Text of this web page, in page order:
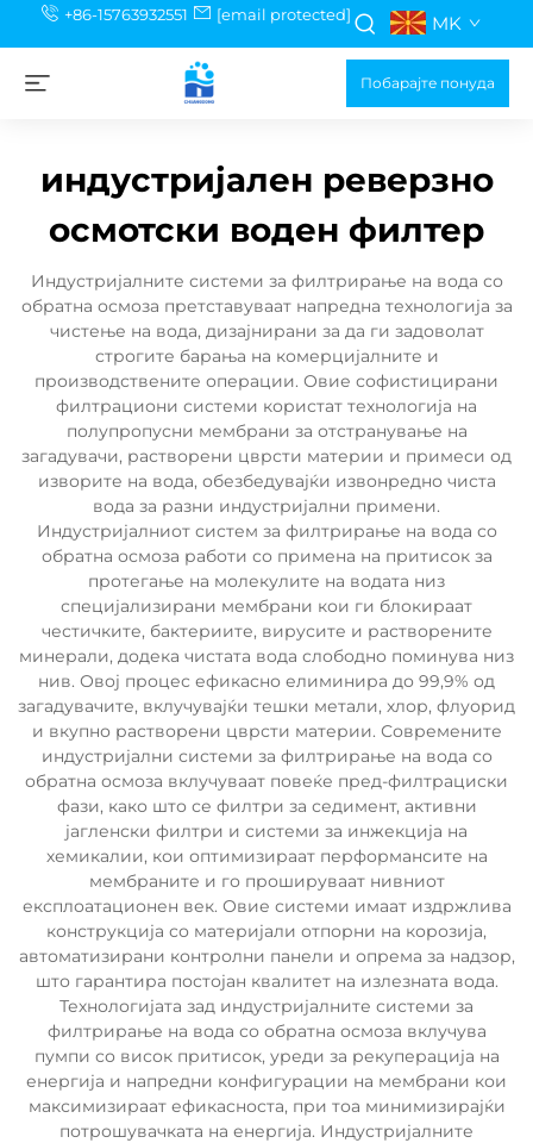
+86-15763932551 [email protected] MK
Побарајте понуда
индустријален реверзно
осмотски воден филтер
Индустријалните системи за филтрирање на вода со
обратна осмоза претставуваат напредна технологија за
чистење на вода, дизајнирани за да ги задоволат
строгите барања на комерцијалните и
производствените операции. Овие софистицирани
филтрациони системи користат технологија на
полупропусни мембрани за отстранување на
загадувачи, растворени цврсти материи и примеси од
изворите на вода, обезбедувајќи извонредно чиста
вода за разни индустријални примени.
Индустријалниот систем за филтрирање на вода со
обратна осмоза работи со примена на притисок за
протегање на молекулите на водата низ
специјализирани мембрани кои ги блокираат
честичките, бактериите, вирусите и растворените
минерали, додека чистата вода слободно поминува низ
нив. Овој процес ефикасно елиминира до 99,9% од
загадувачите, вклучувајќи тешки метали, хлор, флуорид
и вкупно растворени цврсти материи. Современите
индустријални системи за филтрирање на вода со
обратна осмоза вклучуваат повеќе пред-филтрациски
фази, како што се филтри за седимент, активни
јагленски филтри и системи за инжекција на
хемикалии, кои оптимизираат перформансите на
мембраните и го прошируваат нивниот
експлоатационен век. Овие системи имаат издржлива
конструкција со материјали отпорни на корозија,
автоматизирани контролни панели и опрема за надзор,
што гарантира постојан квалитет на излезната вода.
Технологијата зад индустријалните системи за
филтрирање на вода со обратна осмоза вклучува
пумпи со висок притисок, уреди за рекуперација на
енергија и напредни конфигурации на мембрани кои
максимизираат ефикасноста, при тоа минимизирајќи
потрошувачката на енергија. Индустријалните